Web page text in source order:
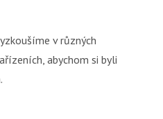
v různých
abychom si byli